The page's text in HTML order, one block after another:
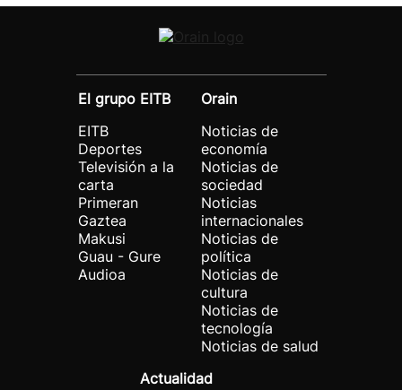
El grupo EITB
EITB
Deportes
Televisión a la
carta
Primeran
Gaztea
Makusi
Guau - Gure
Audioa
Orain
Noticias de
economía
Noticias de
sociedad
Noticias
internacionales
Noticias de
política
Noticias de
cultura
Noticias de
tecnología
Noticias de salud
Actualidad